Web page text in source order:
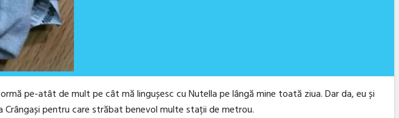
pe-atât de mult pe cât mă lingușesc cu Nutella pe lângă mine toată ziua. Dar da, eu și
pentru care străbat benevol multe stații de metrou.